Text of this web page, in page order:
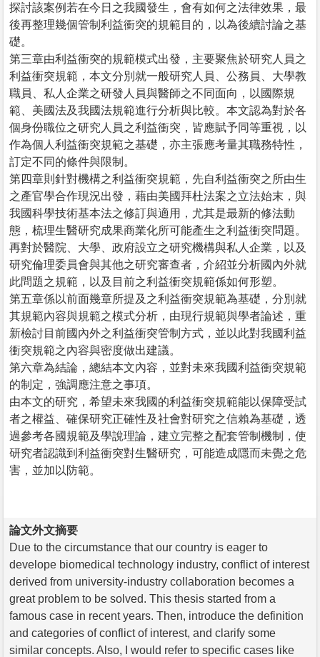
探討該案例若在今日之我國發生，會有如何之法律效果，最
後再整理幾個管制利益衝突的規範目的，以為後續討論之基
礎。
第三章由利益衝突的規範模式出發，主要聚焦於研究人員之
利益衝突規範，本文分別就一般研究人員、公務員、大學教
職員、私人企業之研發人員與醫師之不同面向，以國際規
範、美國法及我國法規範進行分析與比較。本文認為對於各
個身份職位之研究人員之利益衝突，皆應賦予同等重視，以
作為個人利益衝突規範之基礎，亦主張應考量其職務特性，
訂定不同的條件與限制。
第四章則針對機構之利益衝突規範，先自利益衝突之所由生
之產官學合作現況出發，藉由美國拜杜法案之立法始末，與
我國科學技術基本法之修訂與適用，尤其是最新的修法動
態，梳理生醫研究成果商業化所可能產生之利益衝突問題。
再對於醫院、大學、政府設立之研究機構與私人企業，以及
研究倫理委員會與其他之研究審查者，介紹並分析國內外就
此問題之規範，以及目前之利益衝突規範係如何形塑。
第五章係以前面幾章所提及之利益衝突規範為基礎，分別就
其規範內容與規範之模式分析，由現行規範與學者論述，重
新檢討目前國內外之利益衝突管制方式，並以此對我國利益
衝突規範之內容與密度做出建議。
第六章為結論，總結本文內容，並對未來我國利益衝突規範
的制定，強調應注意之事項。
由本文的研究，希望未來我國的利益衝突規範能以保障受試
者之權益、確保研究正確性及社會對研究之信賴為基礎，透
過參考各國規範及學說理論，建立完整之配套管制機制，使
研究者認識到利益衝突對生醫研究，可能造成隱而未覺之危
害，並加以防範。
論文外文摘要
Due to the circumstance that our country is eager to
develope biomedical technology industry, conflict of interest
derived from university-industry collaboration becomes a
great problem to be solved. This thesis started from a
famous case in recent years. Then, introduce the definition
and categories of conflict of interest, and clarify some
similar concepts. Also, I would refer to specific cases like